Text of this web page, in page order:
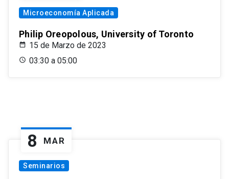
Microeconomía Aplicada
Philip Oreopolous, University of Toronto
15 de Marzo de 2023
03:30 a 05:00
8 MAR
Seminarios